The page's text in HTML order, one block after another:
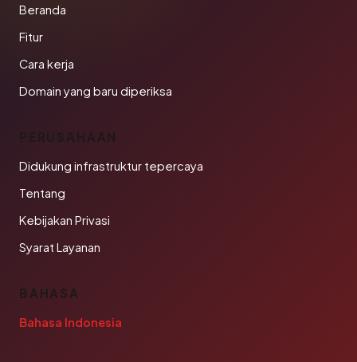
Beranda
Fitur
Cara kerja
Domain yang baru diperiksa
PERUSAHAAN
Didukung infrastruktur tepercaya
Tentang
Kebijakan Privasi
Syarat Layanan
BAHASA
Bahasa Indonesia